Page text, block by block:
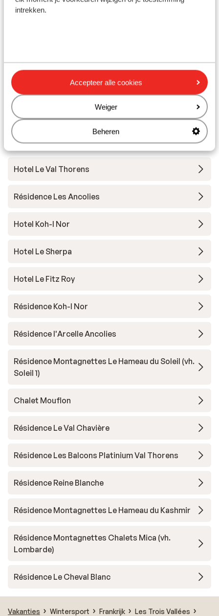
intrekken.
Accepteer alle cookies
Weiger
Beheren
Restaurant: 50 m
Skilessen
Andere accommodaties in Val Thorens
Hotel Le Val Thorens
Résidence Les Ancolies
Hotel Koh-I Nor
Hotel Le Sherpa
Hotel Le Fitz Roy
Résidence Koh-I Nor
Résidence l'Arcelle Ancolies
Résidence Montagnettes Le Hameau du Soleil (vh.
Soleil 1)
Chalet Mouflon
Résidence Le Val Chavière
Résidence Les Balcons Platinium Val Thorens
Résidence Reine Blanche
Résidence Montagnettes Le Hameau du Kashmir
Résidence Montagnettes Chalets Mica (vh.
Lombarde)
Résidence Le Cheval Blanc
Vakanties Wintersport Frankrijk
Les Trois Vallées